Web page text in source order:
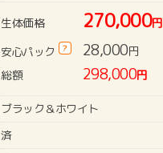
生体価格 270,000円
安心パック
? 28,000円
総額
298,000円
ブラック＆ホワイト
済